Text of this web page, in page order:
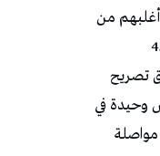
2024 بولاية مدنين بتسجيل غياب 178 مترشح أغلبهم من
بين حوالي 4540
بصفة فردية وفق تصريح
وحيدة في
مواصلة